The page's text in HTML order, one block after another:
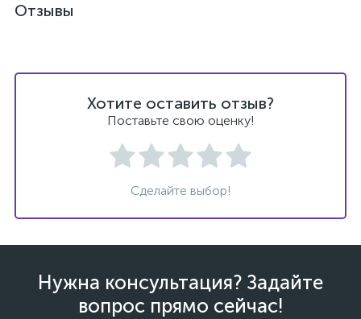
Отзывы
Хотите оставить отзыв?
Поставьте свою оценку!
Сделайте выбор!
Нужна консультация? Задайте
вопрос прямо сейчас!